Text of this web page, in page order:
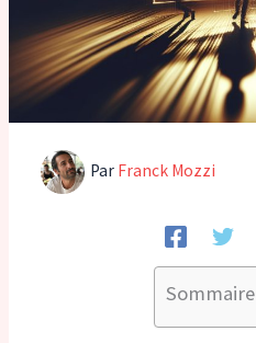
Par Franck Mozzi
Sommaire